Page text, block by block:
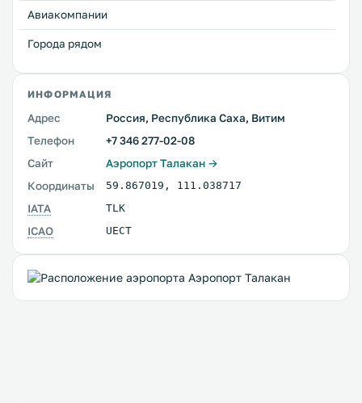
Авиакомпании
Города рядом
ИНФОРМАЦИЯ
Адрес
Россия, Республика Саха, Витим
Телефон
+7 346 277-02-08
Сайт
Аэропорт Талакан →
Координаты
59.867019 , 111.038717
IATA TLK
ICAO UECT